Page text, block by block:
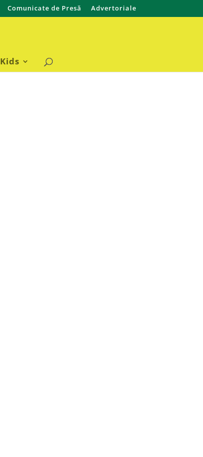
Comunicate de Presă Advertoriale
Kids